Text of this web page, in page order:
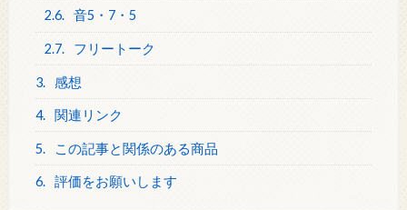
2.6. 音5・7・5
2.7. フリートーク
3. 感想
4. 関連リンク
5. この記事と関係のある商品
6. 評価をお願いします